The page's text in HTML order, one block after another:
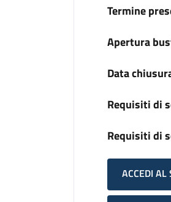
Termine
Apertura
Data
Requisiti di
Requisiti di
ACCEDI AL